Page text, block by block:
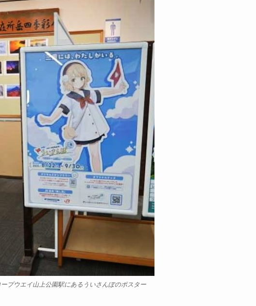
プウエイ山上公園駅にあるういさんぽのポスター